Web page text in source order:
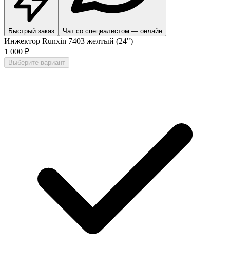
Быстрый заказ Чат со специалистом — онлайн
Инжектор Runxin 7403 желтый (24")—
1 000 ₽
Выберите вариант